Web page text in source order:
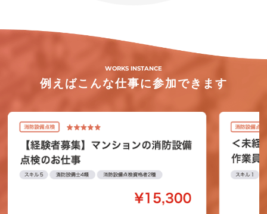
WORKS INSTANCE
例えばこんな仕事に参加できます